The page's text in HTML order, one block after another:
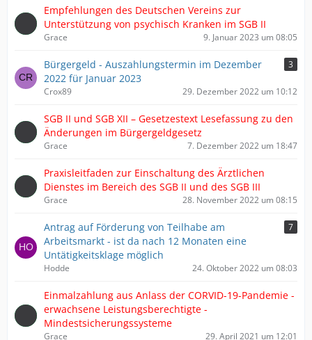
Empfehlungen des Deutschen Vereins zur
Unterstützung von psychisch Kranken im SGB II
Grace 9. Januar 2023 um 08:05
Bürgergeld - Auszahlungstermin im Dezember
2022 für Januar 2023
3
Crox89 29. Dezember 2022 um 10:12
SGB II und SGB XII – Gesetzestext Lesefassung zu den
Änderungen im Bürgergeldgesetz
Grace 7. Dezember 2022 um 18:47
Praxisleitfaden zur Einschaltung des Ärztlichen
Dienstes im Bereich des SGB II und des SGB III
Grace 28. November 2022 um 08:15
Antrag auf Förderung von Teilhabe am
Arbeitsmarkt - ist da nach 12 Monaten eine
Untätigkeitsklage möglich
7
Hodde 24. Oktober 2022 um 08:03
Einmalzahlung aus Anlass der CORVID-19-Pandemie -
erwachsene Leistungsberechtigte -
Mindestsicherungssysteme
Grace 29. April 2021 um 12:01